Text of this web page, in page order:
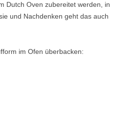
Dutch Oven zubereitet werden, in
und Nachdenken geht das auch
im Ofen überbacken: